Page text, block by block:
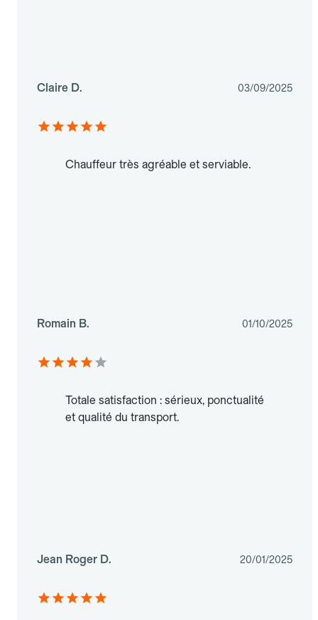
Claire D. 03/09/2025
Chauffeur très agréable et serviable.
Romain B. 01/10/2025
Totale satisfaction : sérieux, ponctualité
et qualité du transport.
Jean Roger D. 20/01/2025